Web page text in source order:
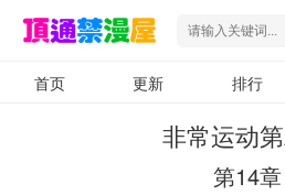
首页 更新 排行
非常运动
第14章